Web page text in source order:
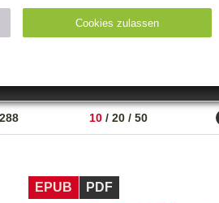
AUS DER REIHE
10 / 20 / 50
EPUB
PDF
Cookies zulassen
der Benutzer-Session verwendet